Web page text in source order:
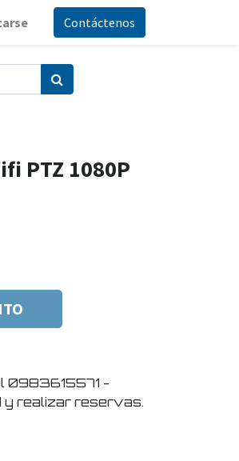
Contáctenos
PTZ 1080P
0983615571 -
y realizar reservas.